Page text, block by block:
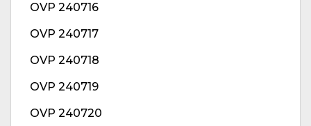
OVP 240716
OVP 240717
OVP 240718
OVP 240719
OVP 240720